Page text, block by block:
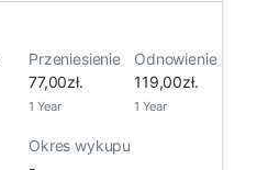
Przeniesienie
77,00zł.
1 Year
Odnowienie
119,00zł.
1 Year
Okres wykupu